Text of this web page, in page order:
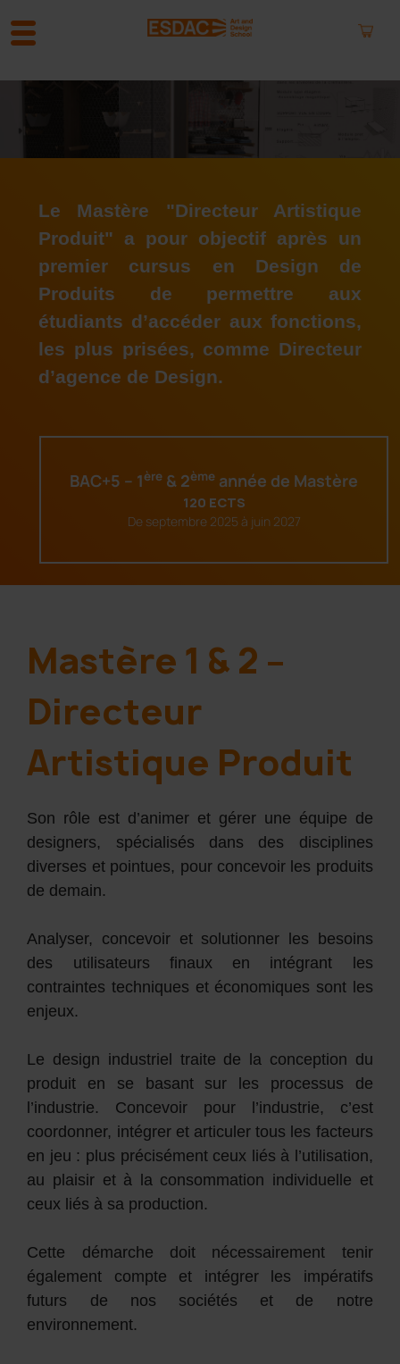
r
Le Mastère "Directeur Artistique
Produit" a pour objectif après un
premier cursus en Design de
Produits de permettre aux
étudiants d’accéder aux fonctions,
les plus prisées, comme Directeur
d’agence de Design.
BAC+5 – 1ère & 2ème année de Mastère
120 ECTS
De septembre 2025 à juin 2027
Mastère 1 & 2 –
Directeur
Artistique Produit
Son rôle est d’animer et gérer une équipe de
designers, spécialisés dans des disciplines
diverses et pointues, pour concevoir les produits
de demain.
Analyser, concevoir et solutionner les besoins
des utilisateurs finaux en intégrant les
contraintes techniques et économiques sont les
enjeux.
Le design industriel traite de la conception du
produit en se basant sur les processus de
l’industrie. Concevoir pour l’industrie, c’est
coordonner, intégrer et articuler tous les facteurs
en jeu : plus précisément ceux liés à l’utilisation,
au plaisir et à la consommation individuelle et
ceux liés à sa production.
Cette démarche doit nécessairement tenir
également compte et intégrer les impératifs
futurs de nos sociétés et de notre
environnement.